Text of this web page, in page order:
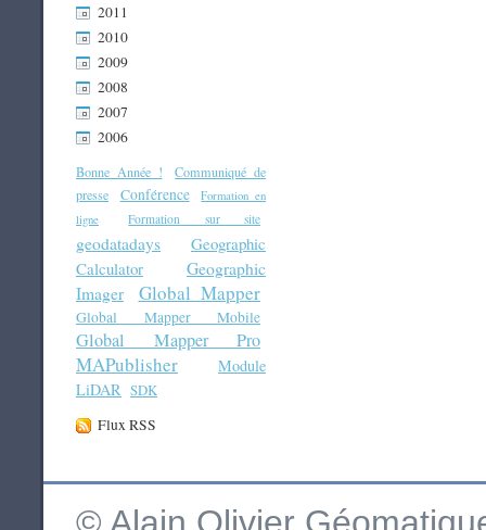
2011
2010
2009
2008
2007
2006
Bonne Année !
Communiqué de
presse
Conférence
Formation en
ligne
Formation sur site
geodatadays
Geographic
Calculator
Geographic
Imager
Global Mapper
Global Mapper Mobile
Global Mapper Pro
MAPublisher
Module
LiDAR SDK
Flux RSS